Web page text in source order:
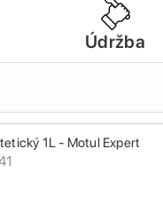
Údržba
1L - Motul Expert